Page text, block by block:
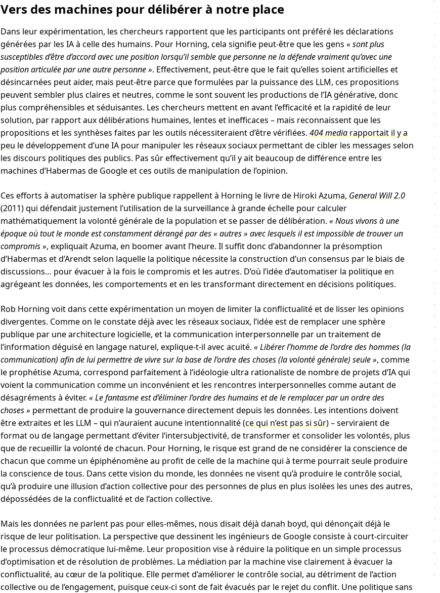
Vers des machines pour délibérer à notre place
Dans leur expérimentation, les chercheurs rapportent que les participants ont préféré les déclarations
générées par les IA à celle des humains. Pour Horning, cela signifie peut-être que les gens « sont plus
susceptibles d’être d’accord avec une position lorsqu’il semble que personne ne la défende vraiment qu’avec une
position articulée par une autre personne ». Effectivement, peut-être que le fait qu’elles soient artificielles et
désincarnées peut aider, mais peut-être parce que formulées par la puissance des LLM, ces propositions
peuvent sembler plus claires et neutres, comme le sont souvent les productions de l’IA générative, donc
plus compréhensibles et séduisantes. Les chercheurs mettent en avant l’efficacité et la rapidité de leur
solution, par rapport aux délibérations humaines, lentes et inefficaces – mais reconnaissent que les
propositions et les synthèses faites par les outils nécessiteraient d’être vérifiées. 404 mediarapportait il y a
peu le développement d’une IA pour manipuler les réseaux sociaux permettant de cibler les messages selon
les discours politiques des publics. Pas sûr effectivement qu’il y ait beaucoup de différence entre les
machines d’Habermas de Google et ces outils de manipulation de l’opinion.
Ces efforts à automatiser la sphère publique rappellent à Horning le livre de Hiroki Azuma, General Will 2.0
(2011) qui défendait justement l’utilisation de la surveillance à grande échelle pour calculer
mathématiquement la volonté générale de la population et se passer de délibération. « Nous vivons à une
époque où tout le monde est constamment dérangé par des « autres » avec lesquels il est impossible de trouver un
compromis », expliquait Azuma, en boomer avant l’heure. Il suffit donc d’abandonner la présomption
d’Habermas et d’Arendt selon laquelle la politique nécessite la construction d’un consensus par le biais de
discussions… pour évacuer à la fois le compromis et les autres. D’où l’idée d’automatiser la politique en
agrégeant les données, les comportements et en les transformant directement en décisions politiques.
Rob Horning voit dans cette expérimentation un moyen de limiter la conflictualité et de lisser les opinions
divergentes. Comme on le constate déjà avec les réseaux sociaux, l’idée est de remplacer une sphère
publique par une architecture logicielle, et la communication interpersonnelle par un traitement de
l’information déguisé en langage naturel, explique-t-il avec acuité. « Libérer l’homme de l’ordre des hommes (la
communication) afin de lui permettre de vivre sur la base de l’ordre des choses (la volonté générale) seule », comme
le prophétise Azuma, correspond parfaitement à l’idéologie ultra rationaliste de nombre de projets d’IA qui
voient la communication comme un inconvénient et les rencontres interpersonnelles comme autant de
désagréments à éviter. « Le fantasme est d’éliminer l’ordre des humains et de le remplacer par un ordre des
choses » permettant de produire la gouvernance directement depuis les données. Les intentions doivent
être extraites et les LLM – qui n’auraient aucune intentionnalité (ce qui n’est pas si sûr) – serviraient de
format ou de langage permettant d’éviter l’intersubjectivité, de transformer et consolider les volontés, plus
que de recueillir la volonté de chacun. Pour Horning, le risque est grand de ne considérer la conscience de
chacun que comme un épiphénomène au profit de celle de la machine qui à terme pourrait seule produire
la conscience de tous. Dans cette vision du monde, les données ne visent qu’à produire le contrôle social,
qu’à produire une illusion d’action collective pour des personnes de plus en plus isolées les unes des autres,
dépossédées de la conflictualité et de l’action collective.
Mais les données ne parlent pas pour elles-mêmes, nous disait déjà danah boyd, qui dénonçait déjà le
risque de leur politisation. La perspective que dessinent les ingénieurs de Google consiste à court-circuiter
le processus démocratique lui-même. Leur proposition vise à réduire la politique en un simple processus
d’optimisation et de résolution de problèmes. La médiation par la machine vise clairement à évacuer la
conflictualité, au cœur de la politique. Elle permet d’améliorer le contrôle social, au détriment de l’action
collective ou de l’engagement, puisque ceux-ci sont de fait évacués par le rejet du conflit. Une politique sans